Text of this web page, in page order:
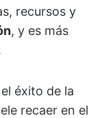
recursos y
, y es más
éxito de la
recaer en el